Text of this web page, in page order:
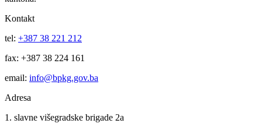
26.02.2010